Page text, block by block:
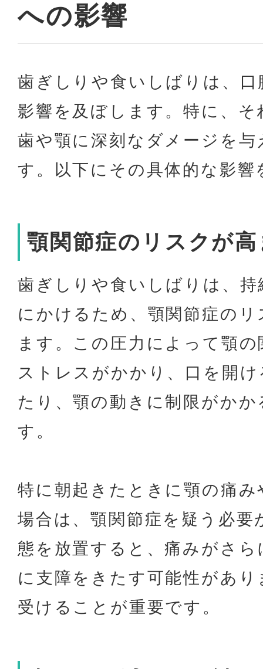
への影響
歯ぎしりや食いしばりは、
影響を及ぼします。特に、
歯や顎に深刻なダメージを
す。以下にその具体的な影響
顎関節症のリスクが
歯ぎしりや食いしばりは、
にかけるため、顎関節症の
ます。この圧力によって顎
ストレスがかかり、口を開
たり、顎の動きに制限がか
す。
特に朝起きたときに顎の痛
場合は、顎関節症を疑う必
態を放置すると、痛みがさ
に支障をきたす可能性があ
受けることが重要です。